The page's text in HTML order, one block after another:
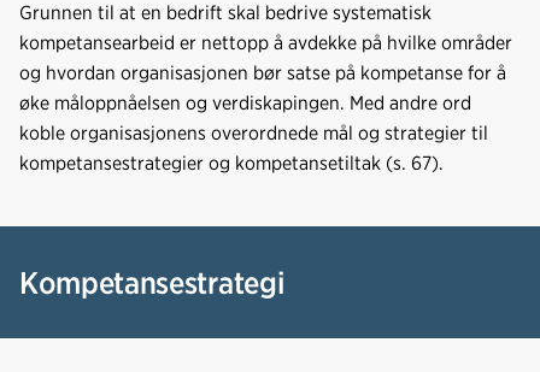
Grunnen til at en bedrift skal bedrive systematisk
kompetansearbeid er nettopp å avdekke på hvilke områder
og hvordan organisasjonen bør satse på kompetanse for å
øke måloppnåelsen og verdiskapingen. Med andre ord
koble organisasjonens overordnede mål og strategier til
kompetansestrategier og kompetansetiltak (s. 67).
Kompetansestrategi